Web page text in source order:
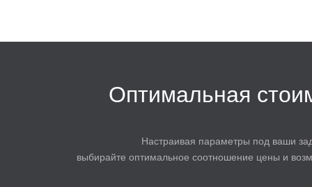
Оптимальная
Настраивая параметры под ваши
выбирайте оптимальное соотношение цены и